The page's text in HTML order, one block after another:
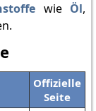
wie Öl,
Offizielle
Seite